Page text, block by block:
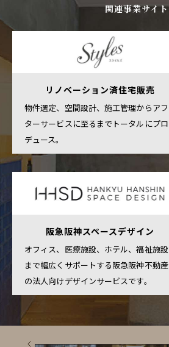
関連事業サイト
リノベーション済住宅販売
物件選定、空間設計、施工管理からアフ
ターサービスに至るまでトータルにプロ
デュース。
阪急阪神スペースデザイン
オフィス、医療施設、ホテル、福祉施設
まで幅広くサポートする阪急阪神不動産
の法人向けデザインサービスです。